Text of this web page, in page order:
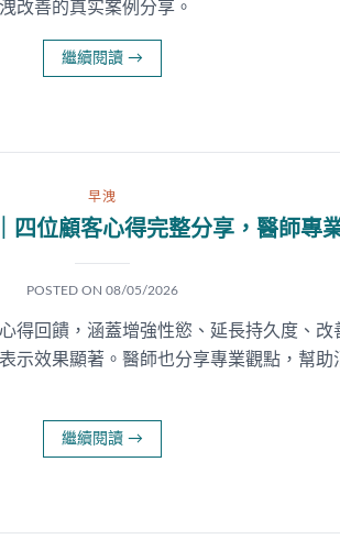
改善的真实案例分享。
繼續閱讀 →
早洩
四位顧客心得完整分享，醫師專
POSTED ON 08/05/2026
得回饋，涵蓋增強性慾、延長持久度、
示效果顯著。醫師也分享專業觀點，幫助
繼續閱讀 →